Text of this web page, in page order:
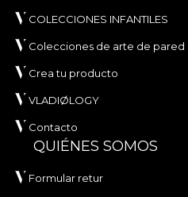
COLECCIONES INFANTILES
Colecciones de arte de pared
Crea tu producto
VLADIØLOGY
Contacto
QUIÉNES SOMOS
Formular retur